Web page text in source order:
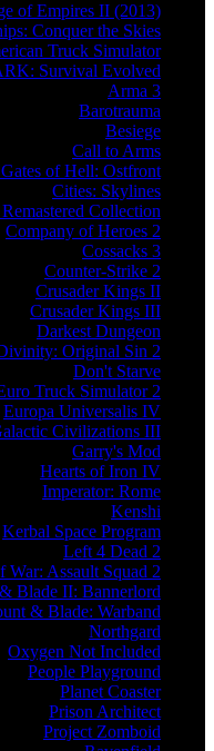
of Empires II (2013)
Conquer the Skies
Truck Simulator
Survival Evolved
Arma 3
Barotrauma
Besiege
Call to Arms
of Hell: Ostfront
Cities: Skylines
Collection
Company of Heroes 2
Cossacks 3
Counter-Strike 2
Crusader Kings II
Crusader Kings III
Darkest Dungeon
Original Sin 2
Don't Starve
Truck Simulator 2
Europa Universalis IV
Civilizations III
Garry's Mod
Hearts of Iron IV
Imperator: Rome
Kenshi
Kerbal Space Program
Left 4 Dead 2
War: Assault Squad 2
Blade II: Bannerlord
& Blade: Warband
Northgard
Oxygen Not Included
People Playground
Planet Coaster
Prison Architect
Project Zomboid